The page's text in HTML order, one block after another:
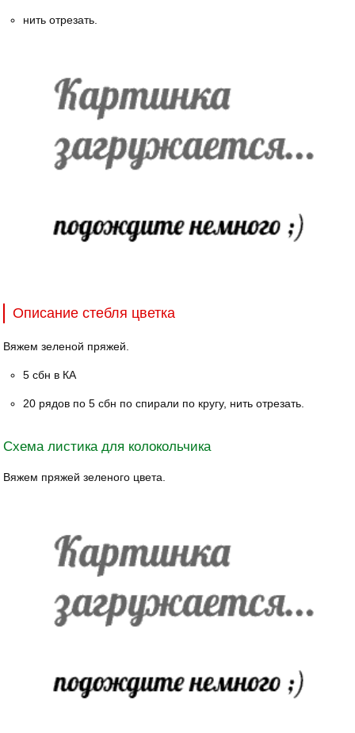
нить отрезать.
Описание стебля цветка
Вяжем зеленой пряжей.
5 сбн в КА
20 рядов по 5 сбн по спирали по кругу, нить отрезать.
Схема листика для колокольчика
Вяжем пряжей зеленого цвета.